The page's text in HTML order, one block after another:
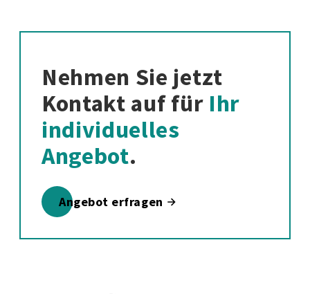
Nehmen Sie jetzt
Kontakt auf für Ihr
individuelles
Angebot.
Angebot erfragen